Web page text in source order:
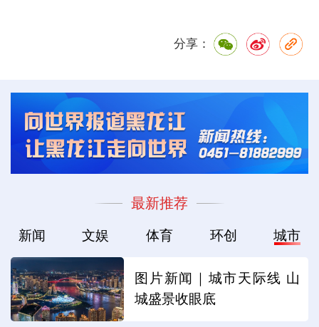
分享：
最新推荐
新闻 文娱 体育 环创 城市
图片新闻｜城市天际线 山
城盛景收眼底